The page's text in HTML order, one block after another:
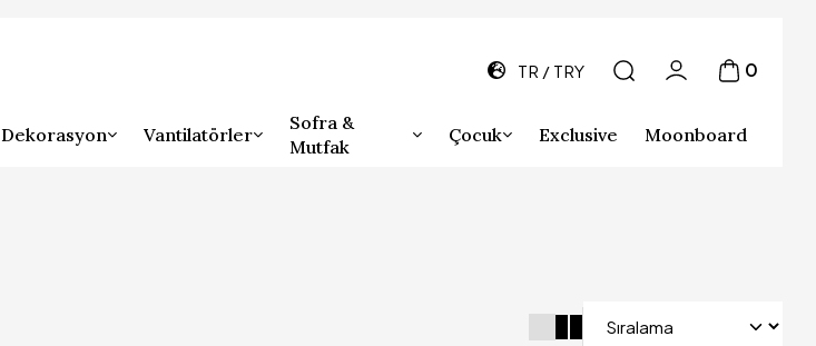
Dekorasyon Vantilatörler
Sofra &
Mutfak
Çocuk Exclusive Moonboard
TR TRY 0